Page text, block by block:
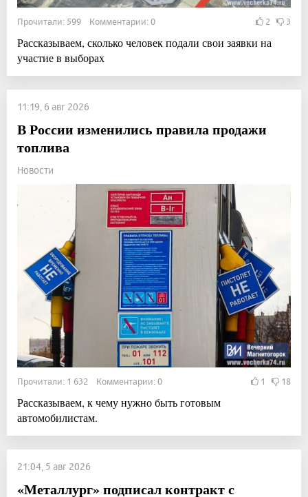
Прочитали: 599 Комментарии: 0 2 3
Рассказываем, сколько человек подали свои заявки на
участие в выборах
11:19, 6 авг 2026
В России изменились правила продажи
топлива
Новости
Прочитали: 1 632 Комментарии: 0 1 18
Рассказываем, к чему нужно быть готовым
автомобилистам.
21:04, 5 авг 2026
«Металлург» подписал контракт с